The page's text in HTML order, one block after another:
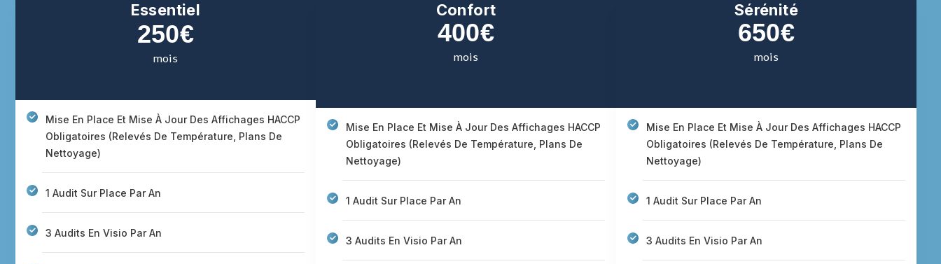
Essentiel
250€
mois
Mise En Place Et Mise À Jour Des Affichages HACCP
Obligatoires (relevés De Température, Plans De
Nettoyage)
1 Audit Sur Place Par An
3 Audits En Visio Par An
Confort
400€
mois
Mise En Place Et Mise À Jour Des Affichages HACCP
Obligatoires (relevés De Température, Plans De
Nettoyage)
1 Audit Sur Place Par An
3 Audits En Visio Par An
Sérénité
650€
mois
Mise En Place Et Mise À Jour Des Affichages HACCP
Obligatoires (relevés De Température, Plans De
Nettoyage)
1 Audit Sur Place Par An
3 Audits En Visio Par An